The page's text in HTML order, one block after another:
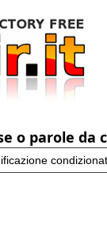
o parole da